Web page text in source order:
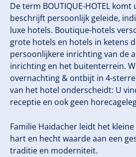
De term BOUTIQUE-HOTEL
beschrijft persoonlijk geleide,
luxe hotels. Boutique-hotels
grote hotels en hotels in ketens
persoonlijkere inrichting van de
inrichting en het buitenterrein.
overnachting & ontbijt in 4-
van het hotel onderscheidt: U
receptie en ook geen
Familie Haidacher leidt het
hart en hecht waarde aan een
traditie en moderniteit.